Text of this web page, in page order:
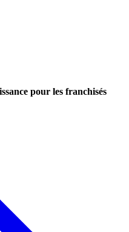
pour les franchisés